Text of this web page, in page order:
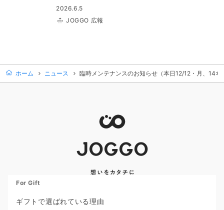
2026.6.5
JOGGO 広報
ホーム ニュース 臨時メンテナンスのお知らせ（本日12/12・月、
For Gift
ギフトで選ばれている理由